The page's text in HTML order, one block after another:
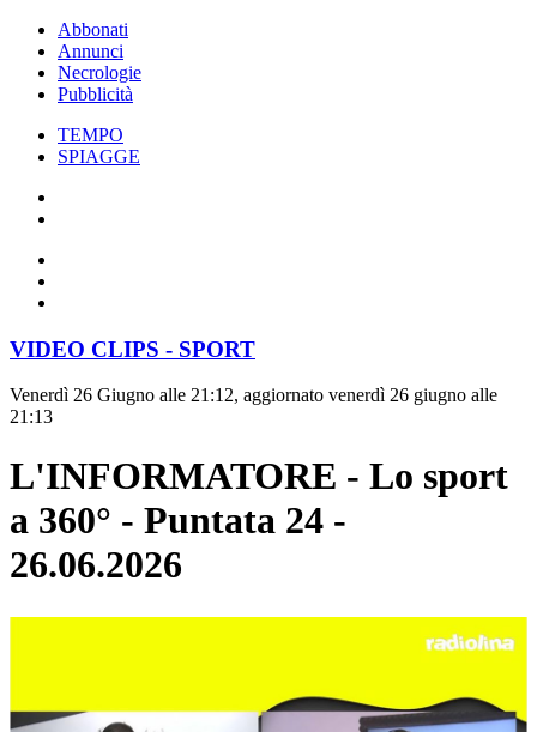
Abbonati
Annunci
Necrologie
Pubblicità
TEMPO
SPIAGGE
VIDEO CLIPS - SPORT
Venerdì 26 Giugno alle 21:12, aggiornato venerdì 26 giugno alle
21:13
L'INFORMATORE - Lo sport
a 360° - Puntata 24 -
26.06.2026